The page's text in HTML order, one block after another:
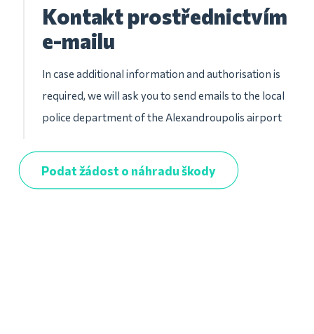
Kontakt prostřednictvím
e-mailu
In case additional information and authorisation is
required, we will ask you to send emails to the local
police department of the Alexandroupolis airport
Podat žádost o náhradu škody